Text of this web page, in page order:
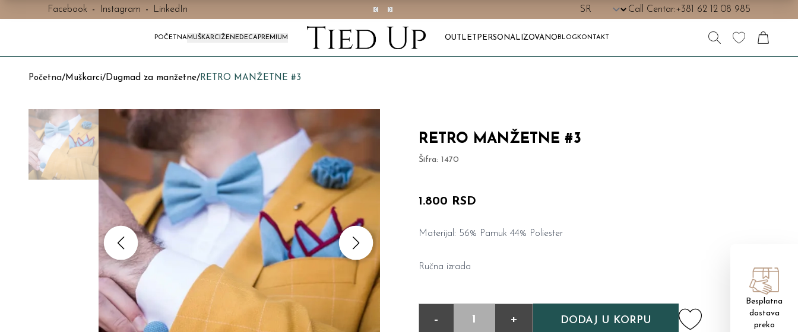
Facebook - Instagram - LinkedIn Call Centar:+381 62 12 08 985
POČETNAMUŠKARCI ŽENEDECAPREMIUM OUTLET PERSONALIZOVANO BLOG KONTAKT
Početna/Muškarci/Dugmad za manžetne/RETRO MANŽETNE #3
RETRO MANŽETNE #3
Šifra: 1470
1.800 RSD
Materijal: 56% Pamuk 44% Poliester
Ručna izrada
- + DODAJ U KORPU
Besplatna
dostava
preko